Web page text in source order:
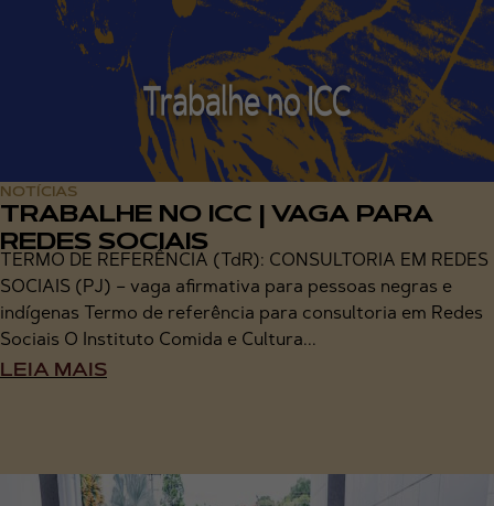
NOTÍCIAS
TRABALHE NO ICC | VAGA PARA
REDES SOCIAIS
TERMO DE REFERÊNCIA (TdR): CONSULTORIA EM REDES
SOCIAIS (PJ) – vaga afirmativa para pessoas negras e
indígenas Termo de referência para consultoria em Redes
Sociais O Instituto Comida e Cultura...
LEIA MAIS